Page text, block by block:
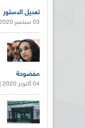
تعديل الدستور
03 سبتمبر 2020 |
مفضوحة
04 أكتوبر 2020 |